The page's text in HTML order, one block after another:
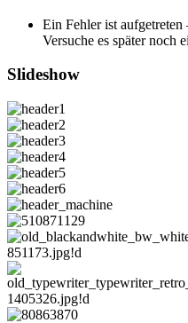
Ein Fehler ist
Versuche es später noch
Slideshow